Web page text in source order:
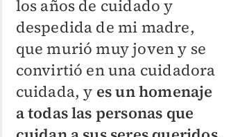
los años de cuidado y
despedida de mi madre,
que murió muy joven y se
convirtió en una cuidadora
cuidada, y es un homenaje
a todas las personas que